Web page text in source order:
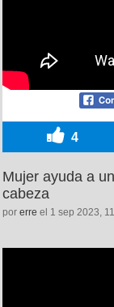
4
Mujer ayuda a
cabeza
por erre el 1 sep 2023,